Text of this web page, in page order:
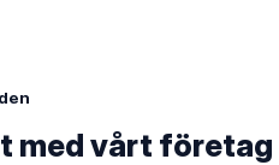
med vårt